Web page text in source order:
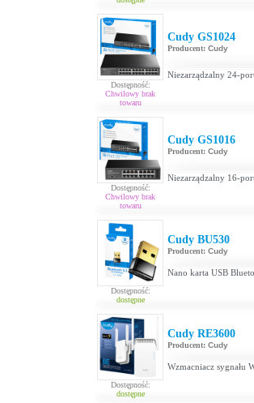
Dostępność:
Chwilowy brak
towaru
Cudy GS1024
Producent: Cudy
Niezarządzalny 24-
Dostępność:
Chwilowy brak
towaru
Cudy GS1016
Producent: Cudy
Niezarządzalny 16-
Dostępność:
dostępne
Cudy BU530
Producent: Cudy
Nano karta USB
Dostępność:
dostępne
Cudy RE3600
Producent: Cudy
Wzmacniacz sygnału